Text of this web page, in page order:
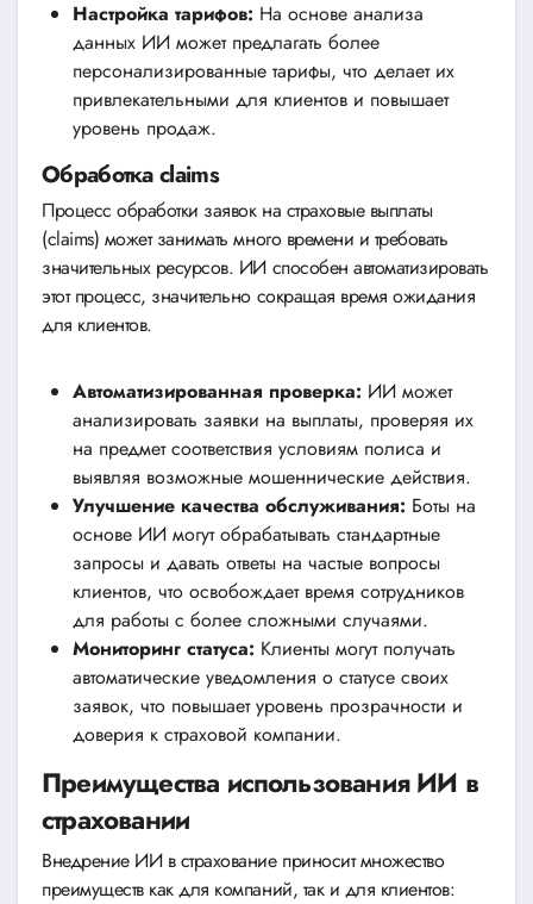
Настройка тарифов: На основе анализа
данных ИИ может предлагать более
персонализированные тарифы, что делает их
привлекательными для клиентов и повышает
уровень продаж.
Обработка claims
Процесс обработки заявок на страховые выплаты
(claims) может занимать много времени и требовать
значительных ресурсов. ИИ способен автоматизировать
этот процесс, значительно сокращая время ожидания
для клиентов.
Автоматизированная проверка: ИИ может
анализировать заявки на выплаты, проверяя их
на предмет соответствия условиям полиса и
выявляя возможные мошеннические действия.
Улучшение качества обслуживания: Боты на
основе ИИ могут обрабатывать стандартные
запросы и давать ответы на частые вопросы
клиентов, что освобождает время сотрудников
для работы с более сложными случаями.
Мониторинг статуса: Клиенты могут получать
автоматические уведомления о статусе своих
заявок, что повышает уровень прозрачности и
доверия к страховой компании.
Преимущества использования ИИ в
страховании
Внедрение ИИ в страхование приносит множество
преимуществ как для компаний, так и для клиентов: